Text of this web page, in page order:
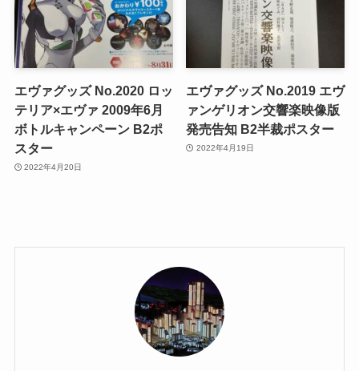
エヴァグッズ No.2020 ロッ
テリア×エヴァ 2009年6月
ボトルキャンペーン B2ポ
スター
2022年4月20日
エヴァグッズ No.2019 エヴ
ァンゲリオン交響楽映像版
発売告知 B2半裁ポスター
2022年4月19日